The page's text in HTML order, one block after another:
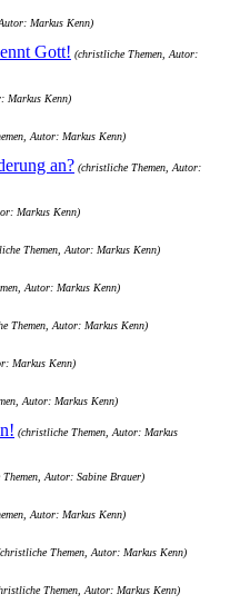
Markus Kenn)
Gott! (christliche Themen, Autor:
Markus Kenn)
Autor: Markus Kenn)
an? (christliche Themen, Autor:
Markus Kenn)
Themen, Autor: Markus Kenn)
Autor: Markus Kenn)
Themen, Autor: Markus Kenn)
Markus Kenn)
Autor: Markus Kenn)
(christliche Themen, Autor: Markus
Autor: Sabine Brauer)
Autor: Markus Kenn)
Themen, Autor: Markus Kenn)
Themen, Autor: Markus Kenn)